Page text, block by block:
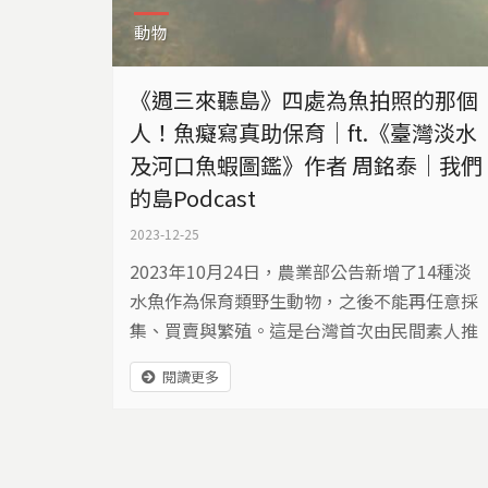
動物
《週三來聽島》四處為魚拍照的那個
人！魚癡寫真助保育｜ft.《臺灣淡水
及河口魚蝦圖鑑》作者 周銘泰｜我們
的島Podcast
2023-12-25
2023年10月24日，農業部公告新增了14種淡
水魚作為保育類野生動物，之後不能再任意採
集、買賣與繁殖。這是台灣首次由民間素人推
動提案，與專家學者一同研究調查，共同完
成，搶救台灣極為重要且珍貴的魚種。
閱讀更多